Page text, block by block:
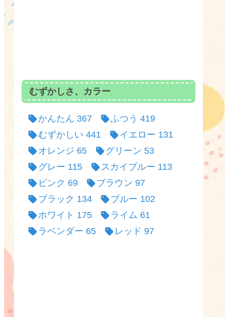
むずかしさ、カラー
かんたん 367 ふつう 419
むずかしい 441 イエロー 131
オレンジ 65 グリーン 53
グレー 115 スカイブルー 113
ピンク 69 ブラウン 97
ブラック 134 ブルー 102
ホワイト 175 ライム 61
ラベンダー 65 レッド 97